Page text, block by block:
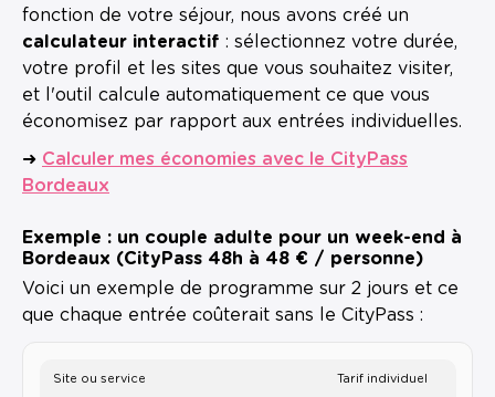
fonction de votre séjour, nous avons créé un
calculateur interactif : sélectionnez votre durée,
votre profil et les sites que vous souhaitez visiter,
et l'outil calcule automatiquement ce que vous
économisez par rapport aux entrées individuelles.
➜ Calculer mes économies avec le CityPass
Bordeaux
Exemple : un couple adulte pour un week-end à
Bordeaux (CityPass 48h à 48 € / personne)
Voici un exemple de programme sur 2 jours et ce
que chaque entrée coûterait sans le CityPass :
Site ou service Tarif individuel